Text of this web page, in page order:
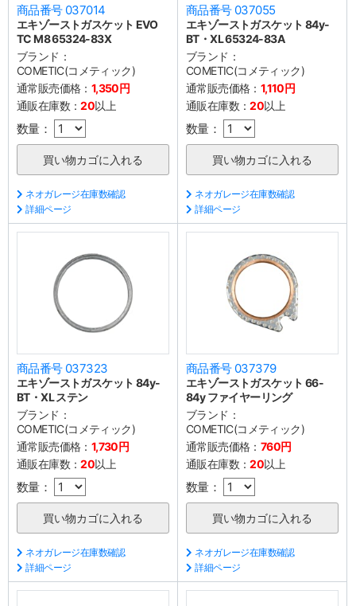
商品番号 037014
エキゾーストガスケット EVO
TC M8 65324-83X
ブランド：
COMETIC(コメティック)
通常販売価格： 1,350円
通販在庫数：20以上
数量：
ネオガレージ在庫数確認
詳細ページ
商品番号 037055
エキゾーストガスケット 84y-
BT・XL 65324-83A
ブランド：
COMETIC(コメティック)
通常販売価格： 1,110円
通販在庫数：20以上
数量：
ネオガレージ在庫数確認
詳細ページ
商品番号 037323
エキゾーストガスケット 84y-
BT・XL ステン
ブランド：
COMETIC(コメティック)
通常販売価格： 1,730円
通販在庫数：20以上
数量：
ネオガレージ在庫数確認
詳細ページ
商品番号 037379
エキゾーストガスケット 66-
84y ファイヤーリング
ブランド：
COMETIC(コメティック)
通常販売価格： 760円
通販在庫数：20以上
数量：
ネオガレージ在庫数確認
詳細ページ